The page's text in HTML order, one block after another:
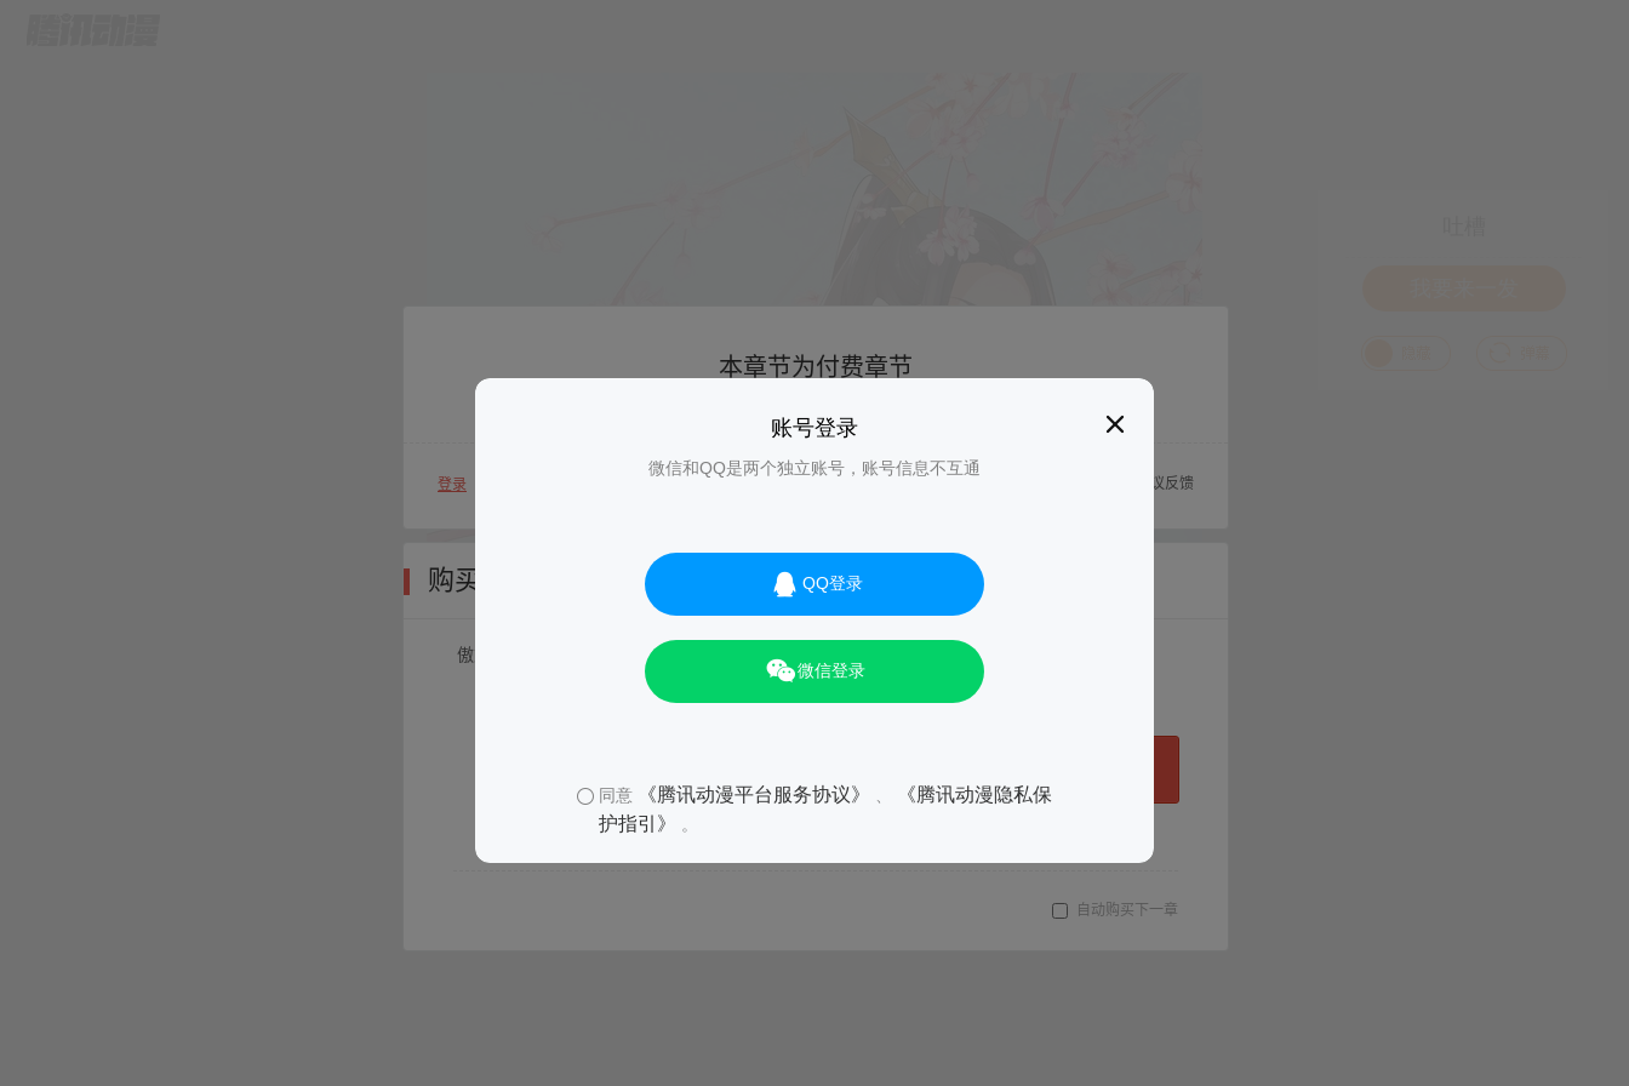
账号登录
微信和QQ是两个独立账号，账号信息不互通
QQ登录
微信登录
同意 《腾讯动漫平台服务协议》
《腾讯动漫隐私保
护指引》
。